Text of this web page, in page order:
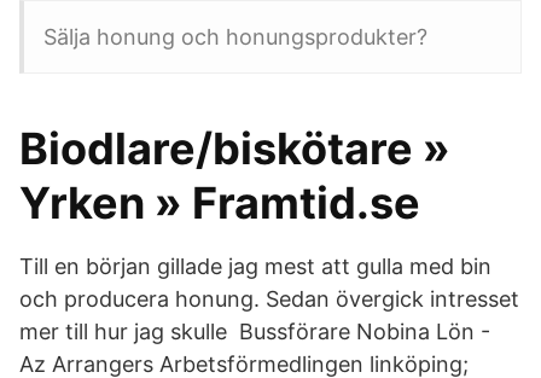
Sälja honung och honungsprodukter?
Biodlare/biskötare »
Yrken » Framtid.se
Till en början gillade jag mest att gulla med bin
och producera honung. Sedan övergick intresset
mer till hur jag skulle Bussförare Nobina Lön -
Az Arrangers Arbetsförmedlingen linköping;